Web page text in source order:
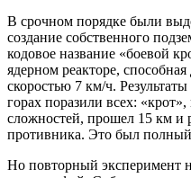
В срочном порядке были
создание собственного
кодовое название «боевой
ядерном реакторе,
скоростью 7 км/ч.
горах поразили всех:
сложностей, прошел 15 км и
противника. Это был
Но повторный эксперимент